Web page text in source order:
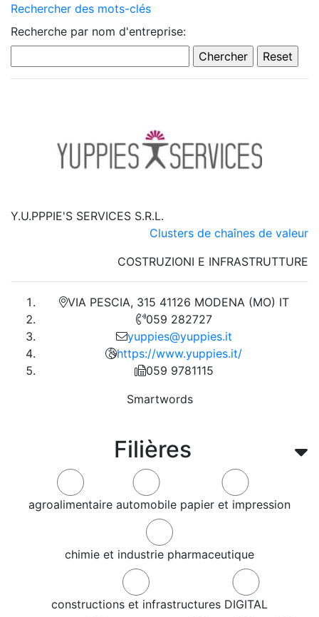
Rechercher des mots-clés
Recherche par nom d'entreprise:
Filières
agroalimentaire automobile papier et impression
chimie et industrie pharmaceutique
constructions et infrastructures DIGITAL
Y.U.PPPIE'S SERVICES S.R.L.
Clusters de chaînes de valeur
COSTRUZIONI E INFRASTRUTTURE
VIA PESCIA, 315 41126 MODENA (MO) IT
059 282727
yuppies@yuppies.it
https://www.yuppies.it/
059 9781115
Smartwords